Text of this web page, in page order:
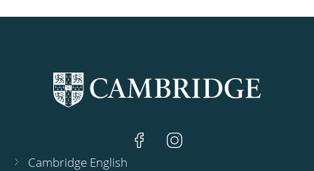
Cambridge English